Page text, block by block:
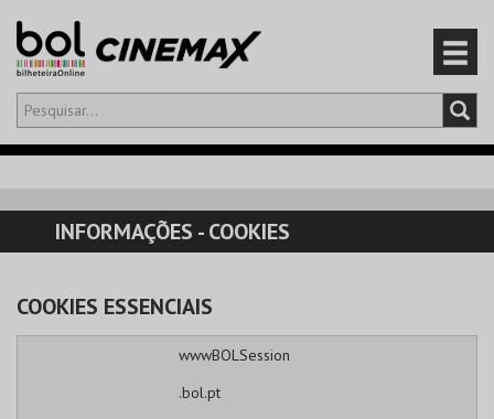
Olá,iniciar sessão
CARRINHO
EVENTOS
CARTÕES
INFORMAÇÕES - COOKIES
COOKIES ESSENCIAIS
wwwBOLSession
.bol.pt